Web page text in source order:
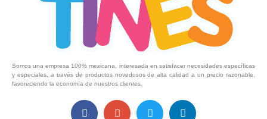
Somos una empresa 100% mexicana, interesada en satisfacer necesidades específicas
y especiales, a través de productos novedosos de alta calidad a un precio razonable,
favoreciendo la economía de nuestros clientes.